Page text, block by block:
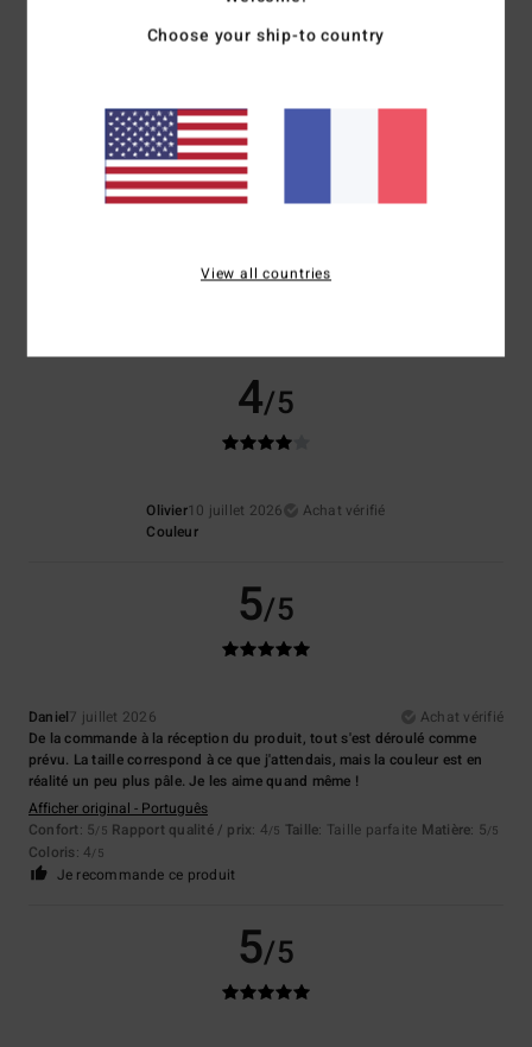
Confort
Rapport qualité / prix
Taille
Trop petit Trop grand
4.7
4/5
Olivier10 juillet 2026
Achat vérifié
Couleur
5/5
Daniel7 juillet 2026
Achat vérifié
De la commande à la réception du produit, tout s'est déroulé comme
prévu. La taille correspond à ce que j'attendais, mais la couleur est en
réalité un peu plus pâle. Je les aime quand même !
Afficher original - Português
Confort: 5/5 Rapport qualité / prix: 4/5 Taille: Taille parfaite Matière: 5/5
Coloris: 4/5
Je recommande ce produit
5/5
Choose your ship-to country
View all countries